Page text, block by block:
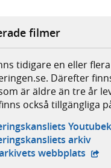
filmer
tidigare en eller
Därefter
är äldre än tre år
också tillgängliga
arkiv
webbplats -